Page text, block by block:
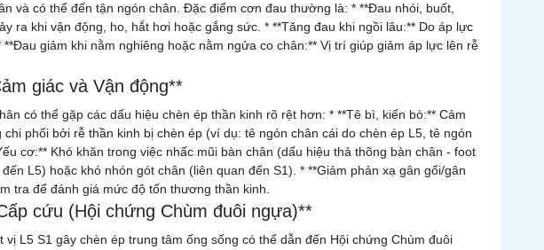
và có thể đến tận ngón chân. Đặc điểm cơn đau thường là: * **Đau nhói, buốt,
ra khi vận động, ho, hắt hơi hoặc gắng sức. * **Tăng đau khi ngồi lâu:** Do áp lực
giảm khi nằm nghiêng hoặc nằm ngửa co chân:** Vị trí giúp giảm áp lực lên rễ
giác và Vận động**
có thể gặp các dấu hiệu chèn ép thần kinh rõ rệt hơn: * **Tê bì, kiến bò:** Cảm
phối bởi rễ thần kinh bị chèn ép (ví dụ: tê ngón chân cái do chèn ép L5, tê ngón
cơ:** Khó khăn trong việc nhấc mũi bàn chân (dấu hiệu thả thõng bàn chân - foot
L5) hoặc khó nhón gót chân (liên quan đến S1). * **Giảm phản xạ gân gối/gân
tra để đánh giá mức độ tổn thương thần kinh.
cứu (Hội chứng Chùm đuôi ngựa)**
vị L5 S1 gây chèn ép trung tâm ống sống có thể dẫn đến Hội chứng Chùm đuôi